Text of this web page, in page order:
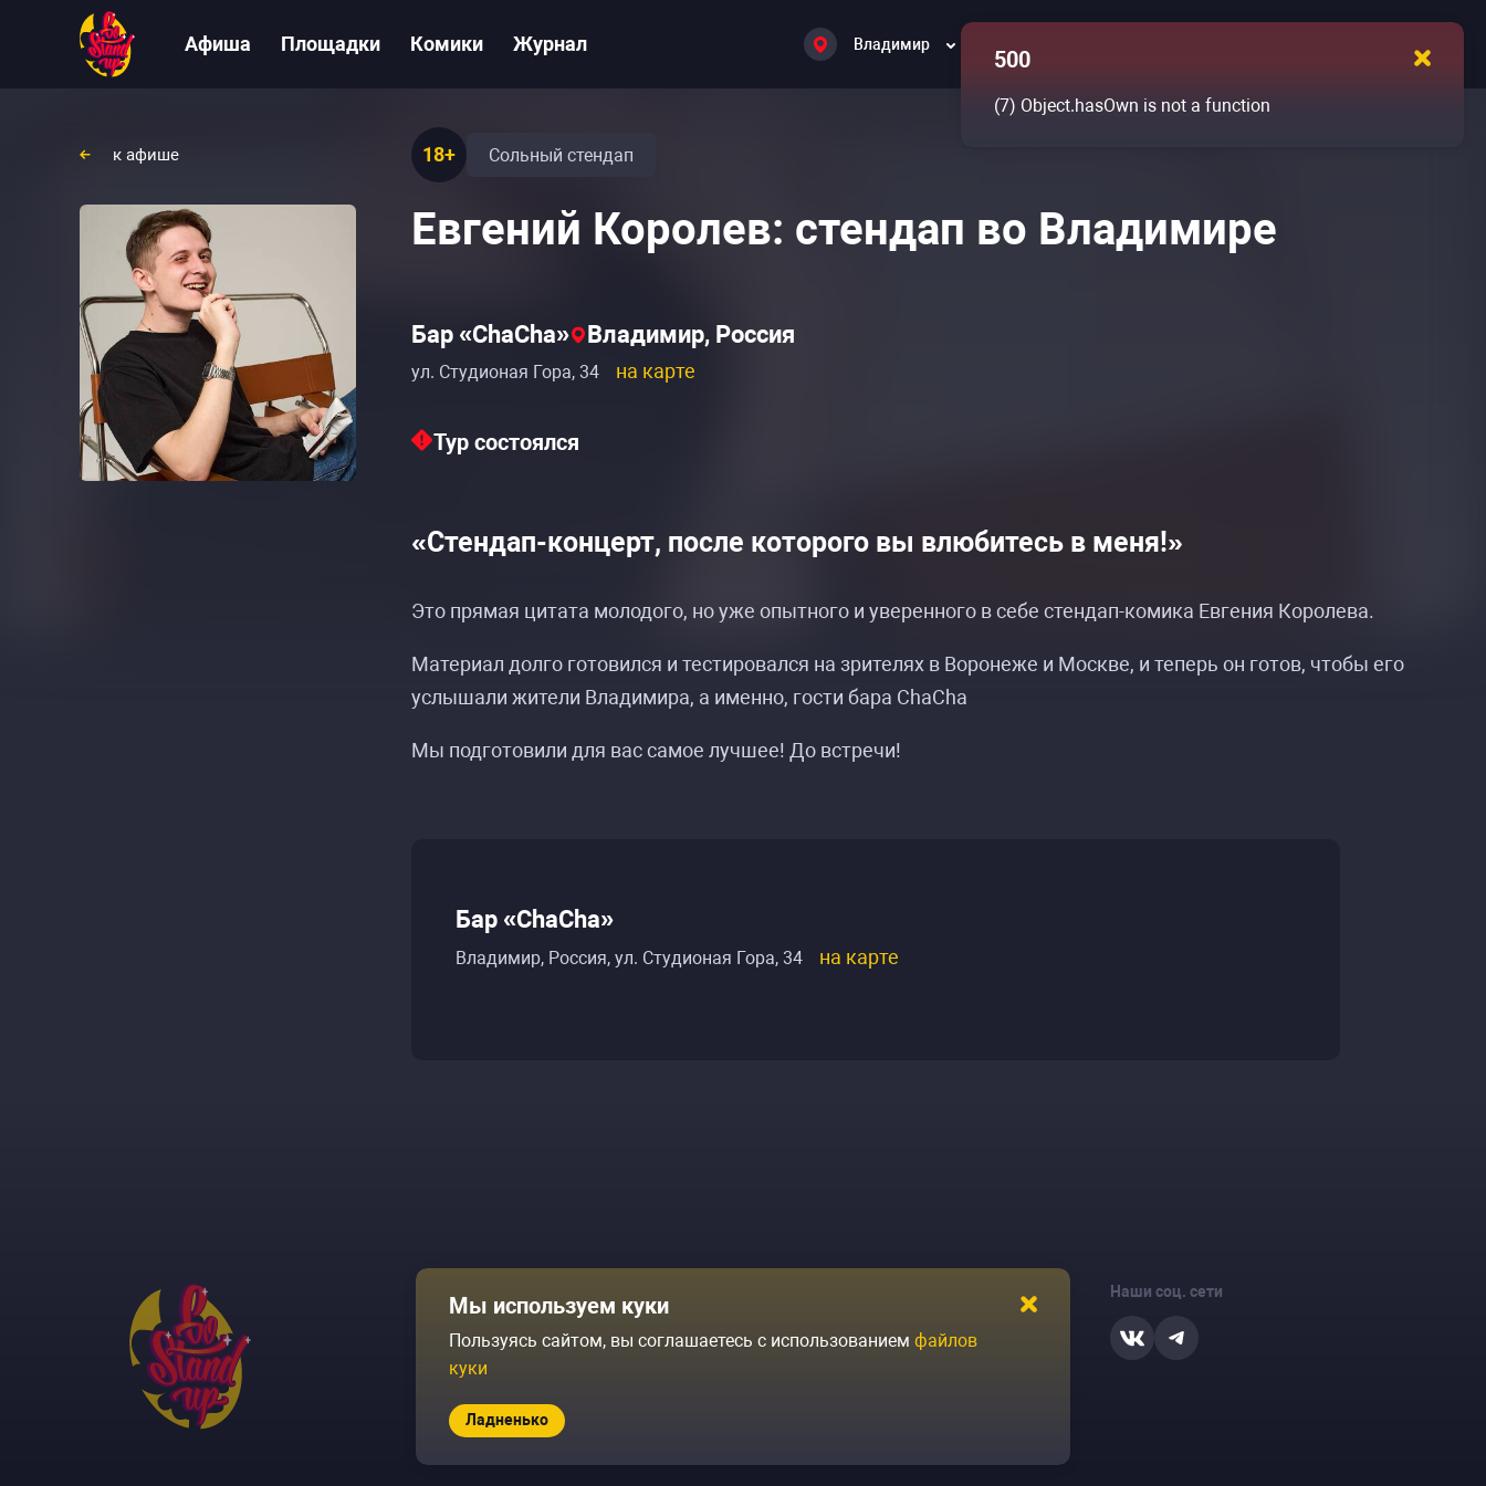
Афиша Площадки Комики Журнал Владимир
к афише 18+ Сольный стендап
Евгений Королев: стендап во Владимире
Бар «ChaCha» Владимир, Россия
ул. Студионая Гора, 34 на карте
Тур состоялся
«Стендап-концерт, после которого вы влюбитесь в меня!»
Это прямая цитата молодого, но уже опытного и уверенного в себе стендап-комика Евгения Королева.
Материал долго готовился и тестировался на зрителях в Воронеже и Москве, и теперь он готов, чтобы его
услышали жители Владимира, а именно, гости бара ChaCha
Мы подготовили для вас самое лучшее! До встречи!
Бар «ChaCha»
Владимир, Россия, ул. Студионая Гора, 34 на карте
Площадки
Архив событий
Журнал Политика конфиденциальности
Наши соц. сети
500
(7) Object.hasOwn is not a function
Мы используем куки
Пользуясь сайтом, вы соглашаетесь с использованием файлов
куки
Ладненько